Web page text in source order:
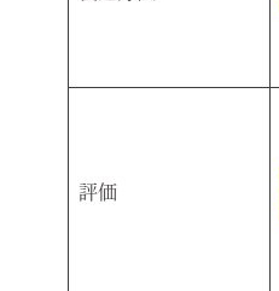
評価